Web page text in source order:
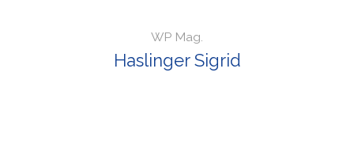
WP Mag.
Haslinger Sigrid